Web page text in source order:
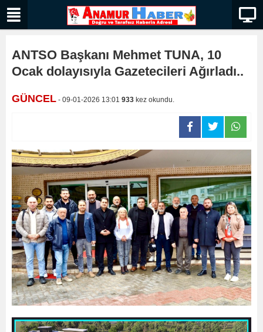
ANTSO Başkanı Mehmet TUNA, 10
Ocak dolayısıyla Gazetecileri Ağırladı..
GÜNCEL - 09-01-2026 13:01 933 kez okundu.